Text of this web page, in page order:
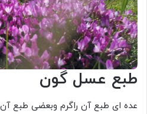
طبع عسل گون
عده ای طبع آن راگرم وبعضی طبع آن